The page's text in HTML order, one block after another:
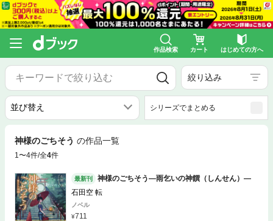
作品検索 カート はじめての方へ
絞り込み
シリーズでまとめる
神様のごちそう の作品一覧
1〜4件/全4件
最新刊
神様のごちそう―雨乞いの神饌（しんせん）―
石田空 転
ノベル
711